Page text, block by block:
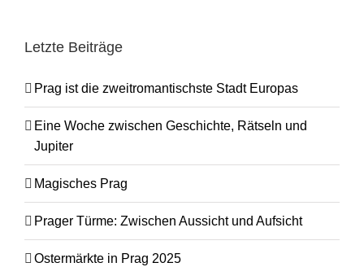
Letzte Beiträge
Prag ist die zweitromantischste Stadt Europas
Eine Woche zwischen Geschichte, Rätseln und
Jupiter
Magisches Prag
Prager Türme: Zwischen Aussicht und Aufsicht
Ostermärkte in Prag 2025